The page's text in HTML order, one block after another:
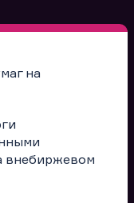
на
внебиржевом